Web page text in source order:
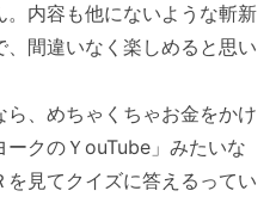
内容も他にないような斬新
間違いなく楽しめると思い
、めちゃくちゃお金をかけ
クのＹouTube」みたいな
見てクイズに答えるってい